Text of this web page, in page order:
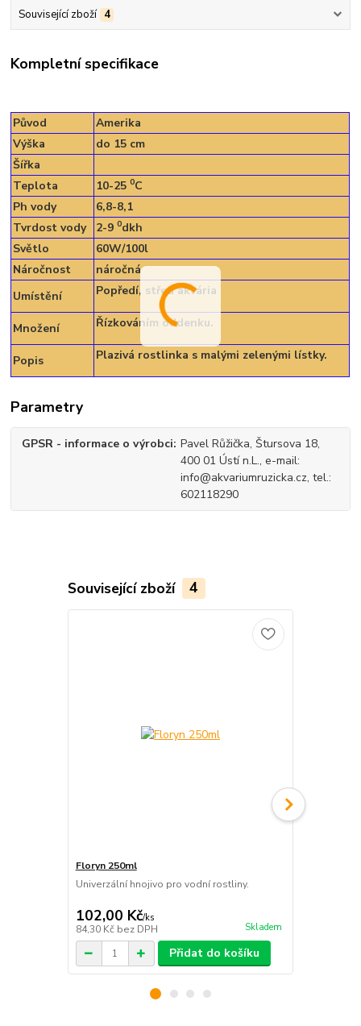
Související zboží 4
Kompletní specifikace
Původ
Amerika
Výška
do 15 cm
Šířka
Teplota
10-250C
Ph vody
6,8-8,1
Tvrdost vody
2-90dkh
Světlo
60W/100l
Náročnost
náročná
Umístění
Popředí, střed akvária
Množení Řízkováním oddenku.
Popis Plazivá rostlinka s malými zelenými lístky.
Parametry
GPSR - informace o výrobci Pavel Růžička, Štursova 18,
400 01 Ústí n.L., e-mail:
info@akvariumruzicka.cz, tel.:
602118290
Související zboží 4
Floryn 250ml
Univerzální hnojivo pro vodní rostliny.
102,00 Kč/ks
84,30 Kč bez DPH Skladem
Přidat do košíku